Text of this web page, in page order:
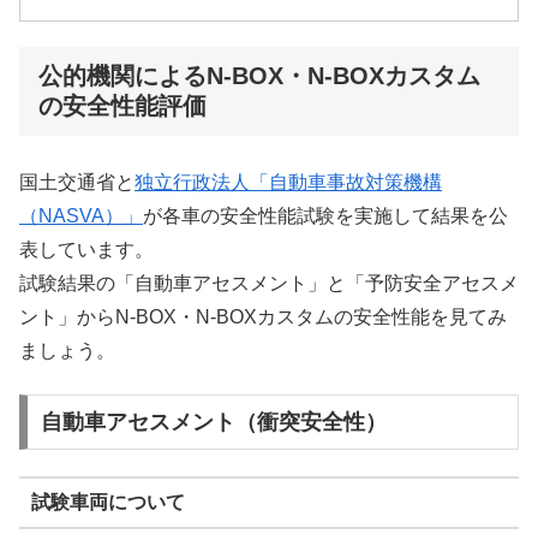
公的機関によるN-BOX・N-BOXカスタム
の安全性能評価
国土交通省と独立行政法人「自動車事故対策機構
（NASVA）」 が各車の安全性能試験を実施して結果を公
表しています。
試験結果の「自動車アセスメント」と「予防安全アセスメ
ント」からN-BOX・N-BOXカスタムの安全性能を見てみ
ましょう。
自動車アセスメント（衝突安全性）
試験車両について